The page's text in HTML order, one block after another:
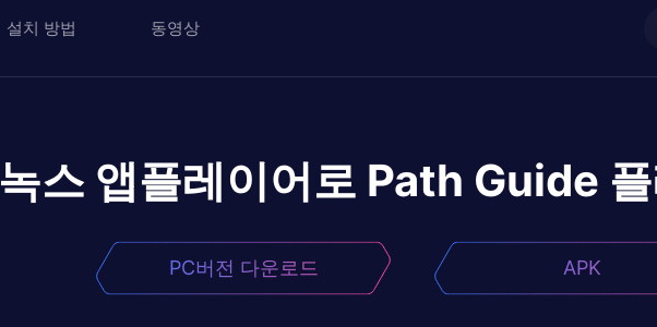
설치 방법 동영상
녹스 앱플레이어로 Path Guide
PC버전 다운로드 APK